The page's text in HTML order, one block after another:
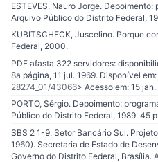
ESTEVES, Nauro Jorge.
Arquivo Público do Distrito Federal,
KUBITSCHECK, Juscelino. Porque
Federal, 2000.
PDF afasta 322 servidores:
8a página, 11 jul. 1969. Disponível em:
28274_01/43066> Acesso em: 15 jan.
PORTO, Sérgio. Depoimento:
Público do Distrito Federal, 1989. 45
SBS 2 1-9. Setor Bancário Sul.
1960). Secretaria de Estado de
Governo do Distrito Federal, Brasília.